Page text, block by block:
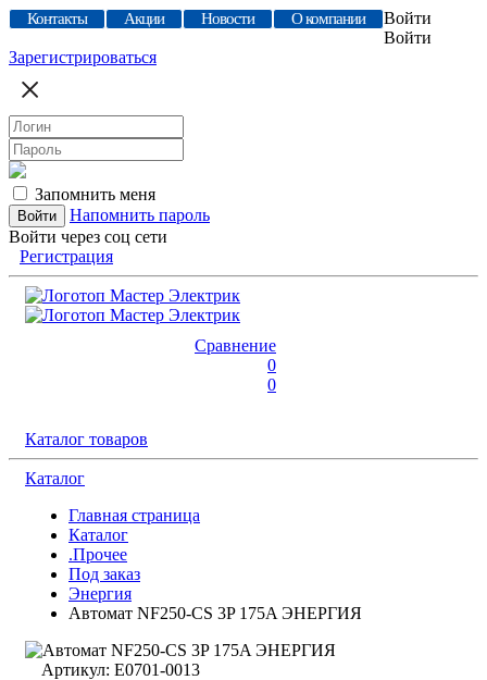
Контакты Акции Новости О компании
Войти
Войти
Зарегистрироваться
Запомнить меня
Напомнить пароль
Войти через соц сети
Регистрация
Сравнение
0
0
Каталог товаров
Каталог
Главная страница
Каталог
.Прочее
Под заказ
Энергия
Автомат NF250-CS 3P 175A ЭНЕРГИЯ
Артикул: Е0701-0013